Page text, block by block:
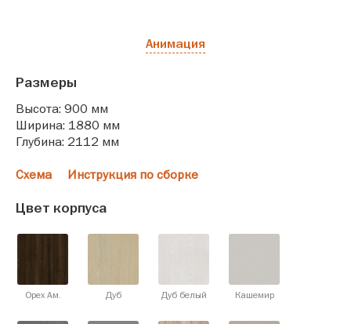
Анимация
Размеры
Высота: 900 мм
Ширина: 1880 мм
Глубина: 2112 мм
Схема Инструкция по сборке
Цвет корпуса
Орех Ам. Дуб Дуб белый Кашемир